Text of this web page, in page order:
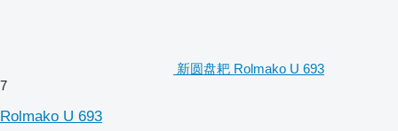
新圆盘耙 Rolmako U 693
7
Rolmako U 693